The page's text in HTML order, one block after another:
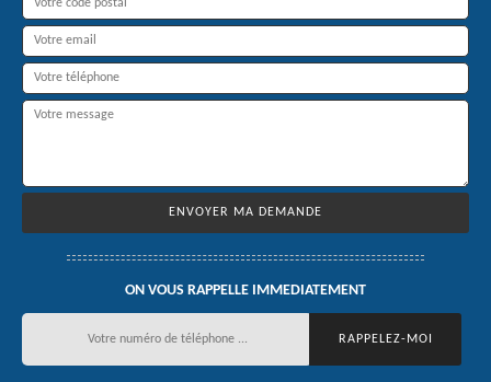
ON VOUS RAPPELLE IMMEDIATEMENT